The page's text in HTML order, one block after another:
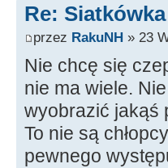
Re: Siatkówka
przez RakuNH » 23
Nie chcę się
nie ma wiele.
wyobrazić jakąś
To nie są
pewnego